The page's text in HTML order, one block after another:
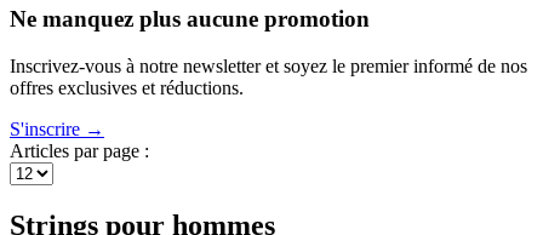
Ne manquez plus aucune promotion
Inscrivez-vous à notre newsletter et soyez le premier informé de nos
offres exclusives et réductions.
S'inscrire →
Articles par page :
Strings pour hommes